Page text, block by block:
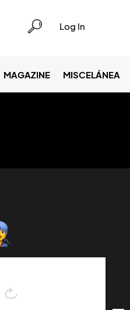
Log In
MAGAZINE MISCELÁNEA